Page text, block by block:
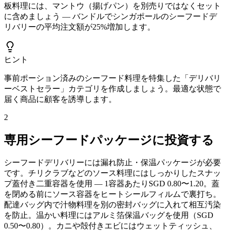
板料理には、マントウ（揚げパン）を別売りではなくセット
に含めましょう — バンドルでシンガポールのシーフードデ
リバリーの平均注文額が25%増加します。
ヒント
事前ポーション済みのシーフード料理を特集した「デリバリ
ーベストセラー」カテゴリを作成しましょう。最適な状態で
届く商品に顧客を誘導します。
2
専用シーフードパッケージに投資する
シーフードデリバリーには漏れ防止・保温パッケージが必要
です。チリクラブなどのソース料理にはしっかりしたスナッ
プ蓋付き二重容器を使用 — 1容器あたりSGD 0.80〜1.20。蓋
を閉める前にソース容器をヒートシールフィルムで裏打ち。
配達バッグ内で汁物料理を別の密封バッグに入れて相互汚染
を防止。温かい料理にはアルミ箔保温バッグを使用（SGD
0.50〜0.80）。カニや殻付きエビにはウェットティッシュ、